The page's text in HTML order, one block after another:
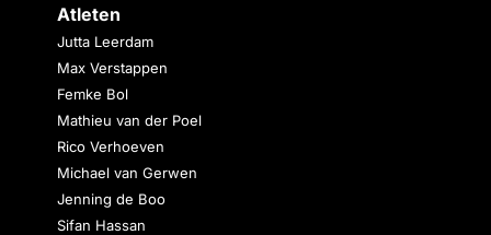
Atleten
Jutta Leerdam
Max Verstappen
Femke Bol
Mathieu van der Poel
Rico Verhoeven
Michael van Gerwen
Jenning de Boo
Sifan Hassan